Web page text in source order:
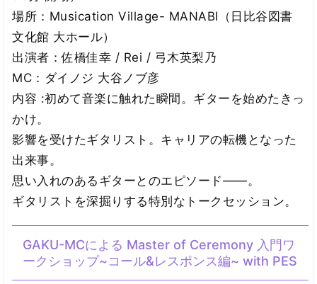
場所：Musication Village- MANABI（日比谷図書
文化館 大ホール）
出演者：佐橋佳幸 / Rei / 弓木英梨乃
MC：ダイノジ 大谷ノブ彦
内容 :初めて音楽に触れた瞬間。ギターを始めたきっ
かけ。
影響を受けたギタリスト。キャリアの転機となった
出来事。
思い入れのあるギターとのエピソード――。
ギタリストを深掘りする特別なトークセッション。
GAKU-MCによる Master of Ceremony 入門ワ
ークショップ~コール&レスポンス編~ with PES